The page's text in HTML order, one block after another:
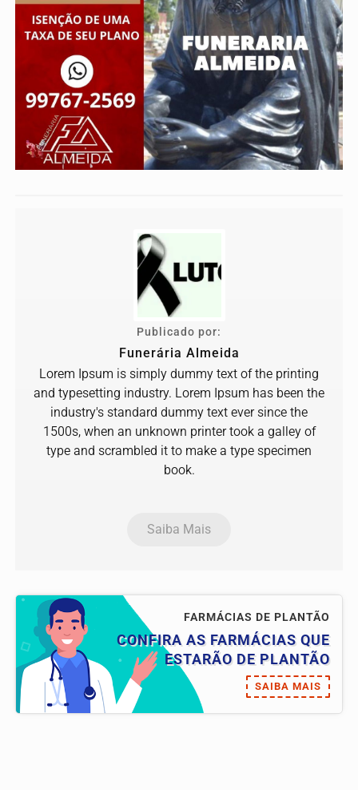
Publicado por:
Funerária Almeida
Lorem Ipsum is simply dummy text of the printing
and typesetting industry. Lorem Ipsum has been the
industry's standard dummy text ever since the
1500s, when an unknown printer took a galley of
type and scrambled it to make a type specimen
book.
Saiba Mais
FARMÁCIAS DE PLANTÃO
CONFIRA AS FARMÁCIAS QUE
ESTARÃO DE PLANTÃO
SAIBA MAIS